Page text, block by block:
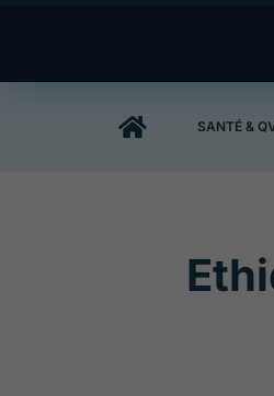
 SANTÉ &